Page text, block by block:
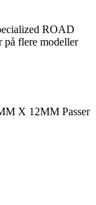
ROAD
flere modeller
X 12MM Passer